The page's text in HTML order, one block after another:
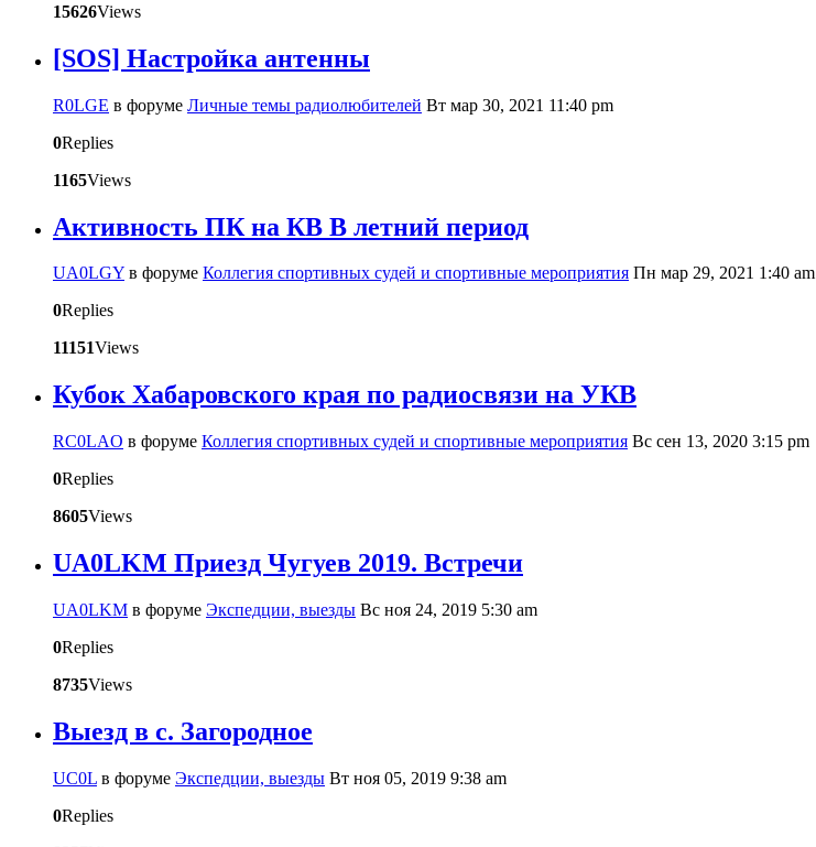
15626Views
[SOS] Настройка антенны
R0LGE в форуме Личные темы радиолюбителей Вт мар 30, 2021 11:40 pm
0Replies
1165Views
Активность ПК на КВ В летний период
UA0LGY в форуме Коллегия спортивных судей и спортивные мероприятия Пн мар 29, 2021 1:40 am
0Replies
11151Views
Кубок Хабаровского края по радиосвязи на УКВ
RC0LAO в форуме Коллегия спортивных судей и спортивные мероприятия Вс сен 13, 2020 3:15 pm
0Replies
8605Views
UA0LKM Приезд Чугуев 2019. Встречи
UA0LKM в форуме Экспедции, выезды Вс ноя 24, 2019 5:30 am
0Replies
8735Views
Выезд в с. Загородное
UC0L в форуме Экспедции, выезды Вт ноя 05, 2019 9:38 am
0Replies